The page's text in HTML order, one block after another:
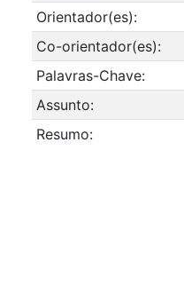
Orientador(es):
Co-orientador(es):
Palavras-Chave:
Assunto:
Resumo: